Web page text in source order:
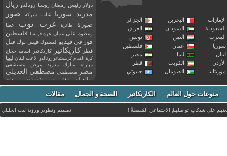
البحرين
الجزائر
السودان
العراق
اليمن
تونس
عمان
فلسطين
ليبيا
مصر
الكويت
قطر
الصومال جيبوتي
دولار رئيس رمضان روسيا رونالدو ريال
مدريد
سوريا شاب شركة صور
صورة طائرة عرب توب
عطا
وعطوة على عمان غزة فرنسا فلسطين
فوز في فيديو فيسبوك فيس بوك قتل
قطر كاريكاتير كاريكاتير اسامه حجاج
كرة القدم كريستيانو رونالدو لاعب لبنان ليبيا
مباراة مبارك مدريد مرض مستشفى
مصر مصطفى مصطفى العديلي
مظاهرات مقتل من مناسبات
منوعات
مواليد
موت ميسي ميلان نادي نشر
وفاة وفيات يوتيوب منوعات حول العالم الكاريكاتير الصحة و الجمال مقالات
على شبكاتِ تواصلهمْ الاجتماعي المُفضلةْ ! تصميم وتطوير ورؤيةليث الخليلي